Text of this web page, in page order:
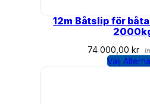
12m Båtslip för
74 000,00kr
Välj